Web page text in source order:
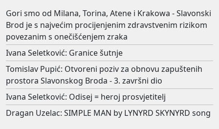
Gori smo od Milana, Torina, Atene i Krakowa - Slavonski
Brod je s najvećim procijenjenim zdravstvenim rizikom
povezanim s onečišćenjem zraka
Ivana Seletković: Granice šutnje
Tomislav Pupić: Otvoreni poziv za obnovu zapuštenih
prostora Slavonskog Broda - 3. završni dio
Ivana Seletković: Odisej = heroj prosvjetitelj
Dragan Uzelac: SIMPLE MAN by LYNYRD SKYNYRD song